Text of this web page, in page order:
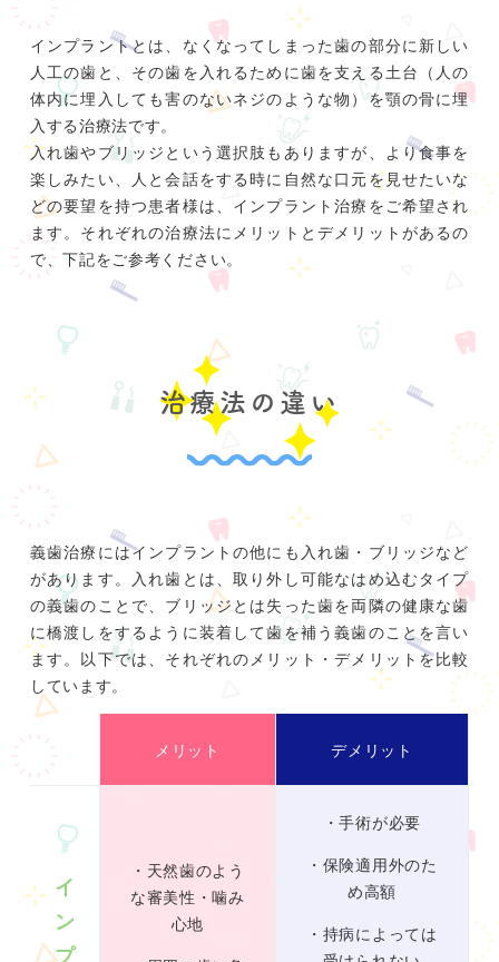
インプラントとは、なくなってしまった歯の部分に新しい
人工の歯と、その歯を入れるために歯を支える土台（人の
体内に埋入しても害のないネジのような物）を顎の骨に埋
入する治療法です。
入れ歯やブリッジという選択肢もありますが、より食事を
楽しみたい、人と会話をする時に自然な口元を見せたいな
どの要望を持つ患者様は、インプラント治療をご希望され
ます。それぞれの治療法にメリットとデメリットがあるの
で、下記をご参考ください。
治療法の違い
義歯治療にはインプラントの他にも入れ歯・ブリッジなど
があります。入れ歯とは、取り外し可能なはめ込むタイプ
の義歯のことで、ブリッジとは失った歯を両隣の健康な歯
に橋渡しをするように装着して歯を補う義歯のことを言い
ます。以下では、それぞれのメリット・デメリットを比較
しています。
メリット デメリット
イ
ン
プ
・天然歯のよう
な審美性・噛み
心地
・手術が必要
・保険適用外のた
め高額
・持病によっては